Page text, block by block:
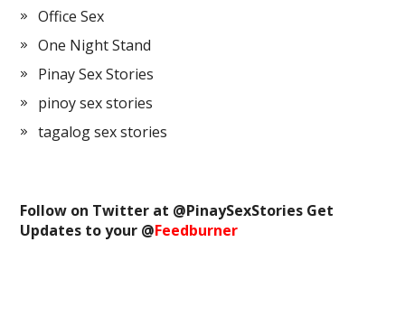
Office Sex
One Night Stand
Pinay Sex Stories
pinoy sex stories
tagalog sex stories
Follow on Twitter at @PinaySexStories Get
Updates to your @Feedburner